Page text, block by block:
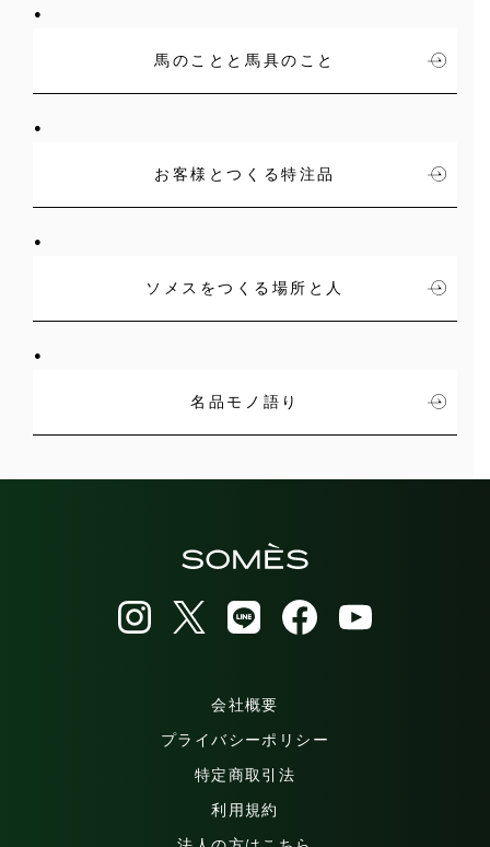
馬のことと馬具のこと
お客様とつくる特注品
ソメスをつくる場所と人
名品モノ語り
会社概要
プライバシーポリシー
特定商取引法
利用規約